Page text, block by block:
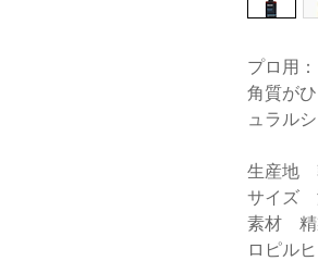
プロ用
角質が
ュラル
生産地
サイズ
素材 精
ロピル